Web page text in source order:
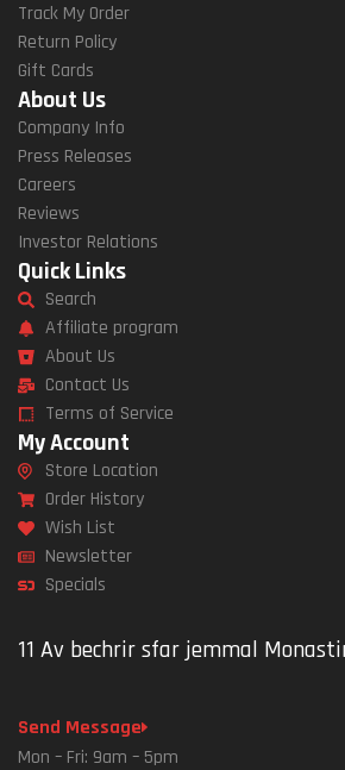
Track My Order
Return Policy
Gift Cards
About Us
Company Info
Press Releases
Careers
Reviews
Investor Relations
Quick Links
Search
Affiliate program
About Us
Contact Us
Terms of Service
My Account
Store Location
Order History
Wish List
Newsletter
Specials
11 Av bechrir sfar jemmal
Send Message
Mon – Fri: 9am – 5pm